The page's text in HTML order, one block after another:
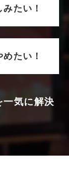
たい！
たい！
一気に解決